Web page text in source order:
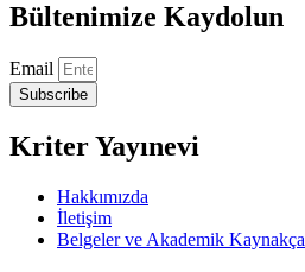
Bültenimize Kaydolun
Email
Subscribe
Kriter Yayınevi
Hakkımızda
İletişim
Belgeler ve Akademik Kaynakça